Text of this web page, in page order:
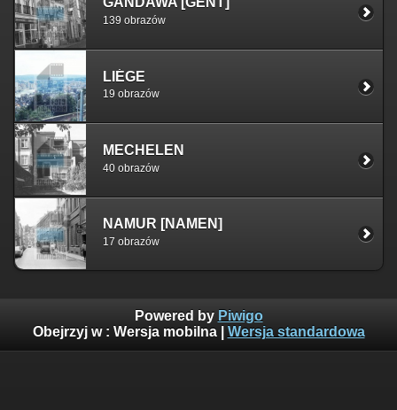
139 obrazów
LIÉGE
19 obrazów
MECHELEN
40 obrazów
NAMUR [NAMEN]
17 obrazów
Powered by Piwigo
Obejrzyj w : Wersja mobilna| Wersja standardowa